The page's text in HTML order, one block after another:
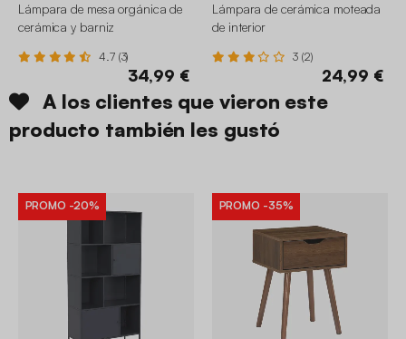
Lámpara de mesa orgánica de
cerámica y barniz
4.7 (3)
34,99 €
Lámpara de cerámica moteada
de interior
3 (2)
24,99 €
A los clientes que vieron este
producto también les gustó
PROMO -20% PROMO -35%